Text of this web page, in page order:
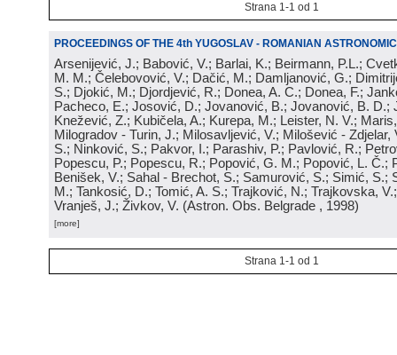
Strana 1-1 od 1
PROCEEDINGS OF THE 4th YUGOSLAV - ROMANIAN
Arsenijević, J.; Babović, V.; Barlai, K.; Beirmann, P.L.;
M. M.; Čelebovović, V.; Dačić, M.; Damljanović, G.;
S.; Djokić, M.; Djordjević, R.; Donea, A. C.; Donea, F.;
Pacheco, E.; Josović, D.; Jovanović, B.; Jovanović, B. D.;
Knežević, Z.; Kubičela, A.; Kurepa, M.; Leister, N. V.;
Milogradov - Turin, J.; Milosavljević, V.; Milošević - Zdjelar,
S.; Ninković, S.; Pakvor, I.; Parashiv, P.; Pavlović, R.;
Popescu, P.; Popescu, R.; Popović, G. M.; Popović, L. Č.;
Benišek, V.; Sahal - Brechot, S.; Samurović, S.; Simić, S.;
M.; Tankosić, D.; Tomić, A. S.; Trajković, N.; Trajkovska,
Vranješ, J.; Živkov, V. (Astron. Obs. Belgrade , 1998)
[more]
Strana 1-1 od 1